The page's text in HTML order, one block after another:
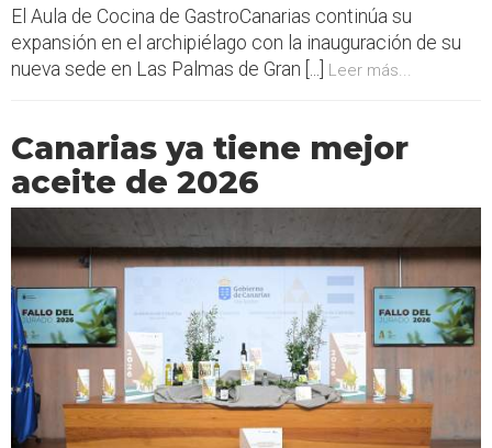
El Aula de Cocina de GastroCanarias continúa su
expansión en el archipiélago con la inauguración de su
nueva sede en Las Palmas de Gran [...] Leer más...
Canarias ya tiene mejor
aceite de 2026